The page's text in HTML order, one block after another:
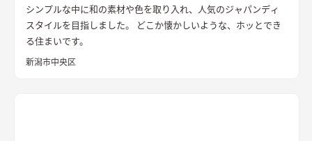
シンプルな中に和の素材や色を取り入れ、人気のジャパンディ
スタイルを目指しました。 どこか懐かしいような、ホッとでき
る住まいです。
新潟市中央区